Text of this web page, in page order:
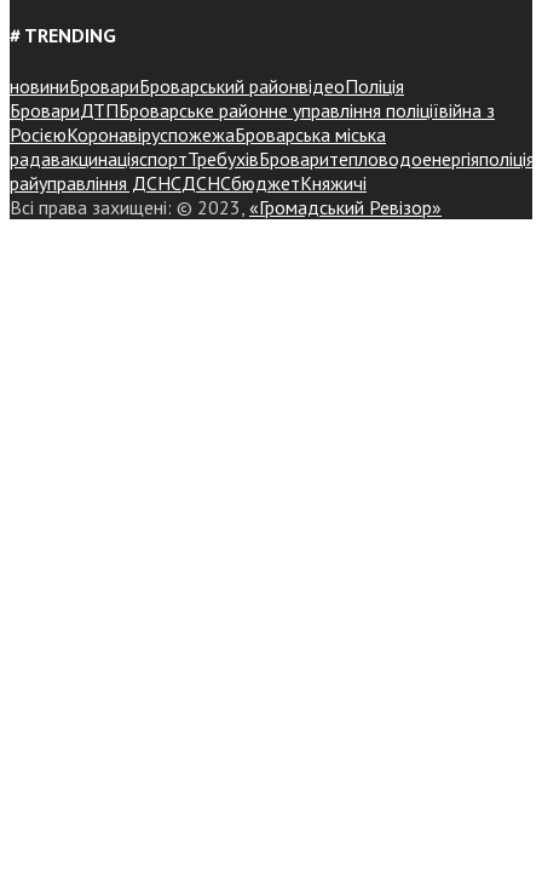
# TRENDING
новиниБровариБроварський районвідеоПоліція
БровариДТПБроварське районне управління поліціївійна з
РосієюКоронавіруспожежаБроварська міська
радавакцинаціяспортТребухівБроваритепловодоенергіяполіція
райуправління ДСНСДСНСбюджетКняжичі
Всі права захищені: © 2023, «Громадський Ревізор»